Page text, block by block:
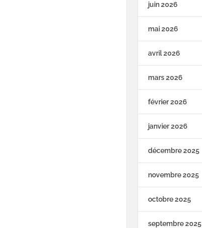
juin 2026
mai 2026
avril 2026
mars 2026
février 2026
janvier 2026
décembre 2025
novembre 2025
octobre 2025
septembre 2025